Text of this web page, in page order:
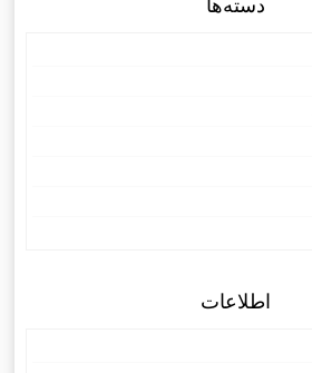
دسته‌ها
اطلاعات